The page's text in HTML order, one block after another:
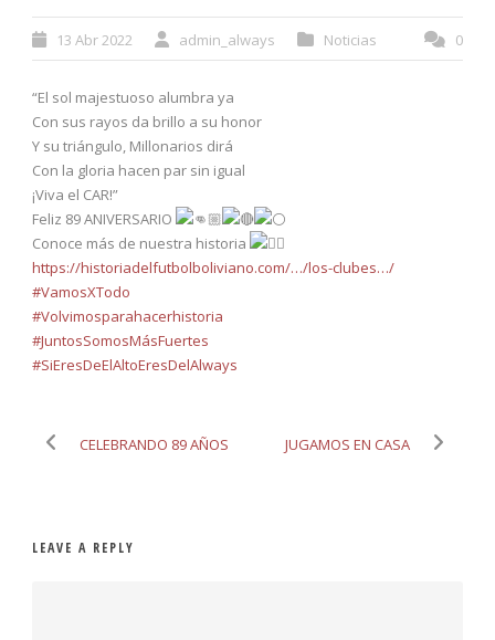
13 Abr 2022 admin_always Noticias 0
“El sol majestuoso alumbra ya
Con sus rayos da brillo a su honor
Y su triángulo, Millonarios dirá
Con la gloria hacen par sin igual
¡Viva el CAR!”
Feliz 89 ANIVERSARIO
Conoce más de nuestra historia
https://historiadelfutbolboliviano.com/…/los-clubes…/
#VamosXTodo
#Volvimosparahacerhistoria
#JuntosSomosMásFuertes
#SiEresDeElAltoEresDelAlways
CELEBRANDO 89 AÑOS JUGAMOS EN CASA
LEAVE A REPLY